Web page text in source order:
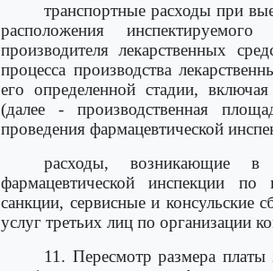
транспортные расходы при
расположения инспектируемого
производителя лекарственных
процесса производства
его определенной стадии,
(далее - производственная
проведения фармацевтической
расходы, возникающие в
фармацевтической инспекции
санкции, сервисные и консульские
услуг третьих лиц по организации
11. Пересмотр размера платы